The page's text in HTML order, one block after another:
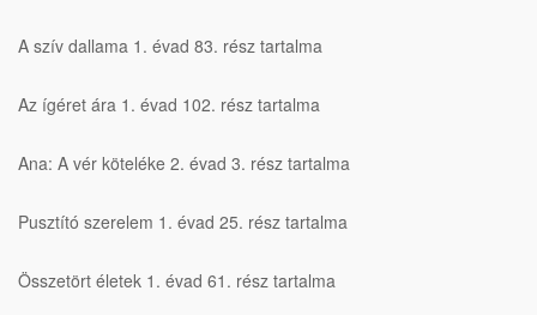
A szív dallama 1. évad 83. rész tartalma
Az ígéret ára 1. évad 102. rész tartalma
Ana: A vér köteléke 2. évad 3. rész tartalma
Pusztító szerelem 1. évad 25. rész tartalma
Összetört életek 1. évad 61. rész tartalma